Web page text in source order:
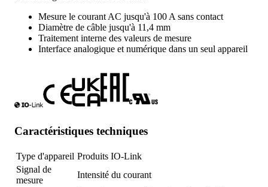
Mesure le courant AC jusqu'à 100 A sans contact
Diamètre de câble jusqu'à 11,4 mm
Traitement interne des valeurs de mesure
Interface analogique et numérique dans un seul appareil
Caractéristiques techniques
Type d'appareil Produits IO-Link
Signal de
mesure
Intensité du courant